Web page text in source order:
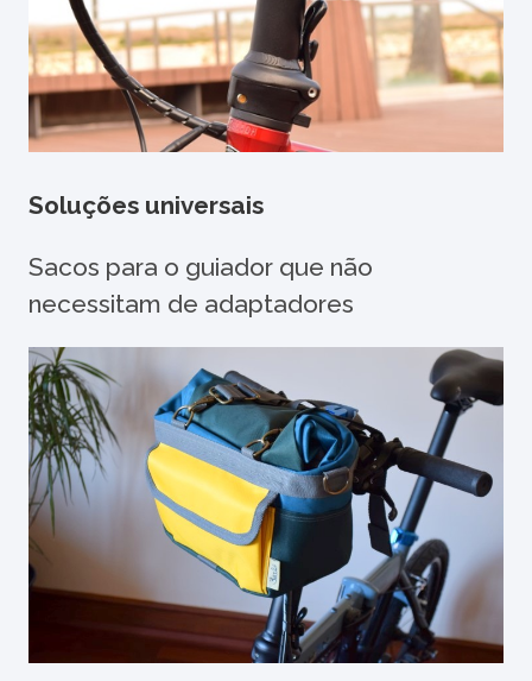
Soluções universais
Sacos para o guiador que não
necessitam de adaptadores